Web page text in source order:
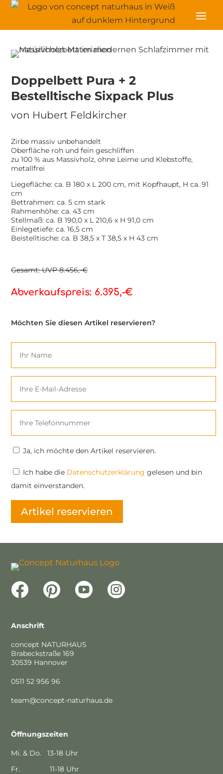
Doppelbett Pura + 2
Bestelltische Sixpack Plus
von Hubert Feldkircher
Zirbe massiv unbehandelt
Oberfläche roh und fein geschliffen
zu 100 % aus Massivholz, ohne Leime und Klebstoffe,
metallfrei
Liegefläche: ca. B 180 x L 200 cm, mit Kopfhaupt, H ca. 91
cm
Bettrahmen: ca. 5 cm stark
Rahmenhöhe: ca. 43 cm
Stellmaß: ca. B 190,0 x L 210,6 x H 91,0 cm
Einlegetiefe: ca. 16,5 cm
Beistelltische: ca. B 38,5 x T 38,5 x H 43 cm
Gesamt: UVP 8.456,-€
Abverkaufspreis: 6.395,-€
Möchten Sie diesen Artikel reservieren?
Ja, ich möchte den Artikel reservieren.
Ich habe die Datenschutzerklärung gelesen und bin
damit einverstanden.
   
Anschrift
concept NATURHAUS
Brabeckstraße 169
30539 Hannover
0511 52 956 96
team@concept-naturhaus.de
Öffnungszeiten
Mi. & Do. 13-18 Uhr
Fr. 11-18 Uhr